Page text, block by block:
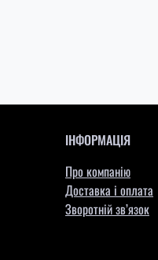
ІНФОРМАЦІЯ
Про компанію
Доставка і оплата
Зворотній зв’язок